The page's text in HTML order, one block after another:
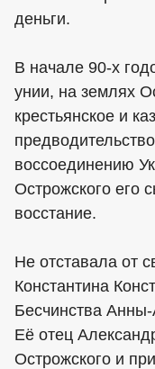
деньги.
В начале 90-х
унии, на землях
крестьянское и
воссоединению
Острожского его
восстание.
Не отставала от
Константина
Бесчинства
Её отец
Острожского и